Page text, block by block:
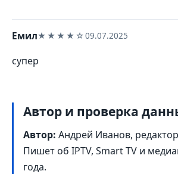
Емил★★★★☆09.07.2025
супер
Автор и проверка
Автор: Андрей Иванов,
Пишет об IPTV, Smart TV и
года.